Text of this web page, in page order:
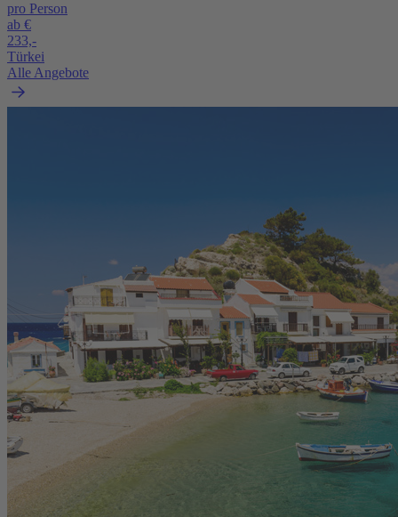
pro Person
ab €
233,-
Türkei
Alle Angebote